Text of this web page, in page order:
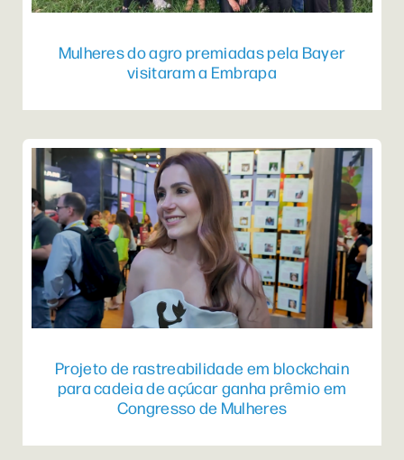
Mulheres do agro premiadas pela Bayer
visitaram a Embrapa
Projeto de rastreabilidade em blockchain
para cadeia de açúcar ganha prêmio em
Congresso de Mulheres